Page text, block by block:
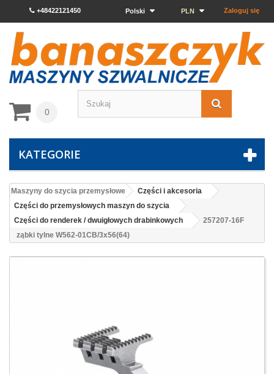
Zaloguj się
PLN
Polski
+48422121450
0
KATEGORIE
Maszyny do szycia przemysłowe
Części i akcesoria
Części do przemysłowych maszyn do szycia
Części do renderek / dwuigłowych drabinkowych
257207-16F
ząbki tylne W562-01CB/3x56(64)